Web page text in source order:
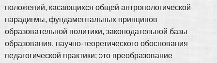
положений, касающихся общей антропологической
парадигмы, фундаментальных принципов
образовательной политики, законодательной базы
образования, научно-теоретического обоснования
педагогической практики; это преобразование